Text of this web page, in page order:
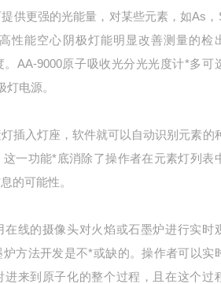
供更强的光能量，对某些元素，如As，
性能空心阴极灯能明显改善测量的检
AA-9000原子吸收光分光光度计*多可
电源。
插入灯座，软件就可以自动识别元素的
一功能*底消除了操作者在元素灯列表
的可能性。
在线的摄像头对火焰或石墨炉进行实时
方法开发是不*或缺的。操作者可以实
进来到原子化的整个过程，且在这个过